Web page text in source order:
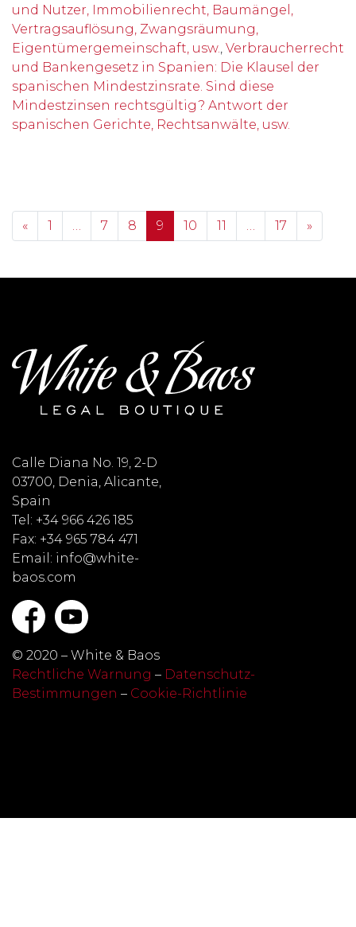
und Nutzer, Immobilienrecht, Baumängel,
Vertragsauflösung, Zwangsräumung,
Eigentümergemeinschaft, usw., Verbraucherrecht
und Bankengesetz in Spanien: Die Klausel der
spanischen Mindestzinsrate. Sind diese
Mindestzinsen rechtsgültig? Antwort der
spanischen Gerichte, Rechtsanwälte, usw.
Posts navigation
« 1 … 7 8 9 10 11 … 17 »
Calle Diana No. 19, 2-D
03700, Denia, Alicante,
Spain
Tel: +34 966 426 185
Fax: +34 965 784 471
Email: info@white-
baos.com
© 2020 – White & Baos
Rechtliche Warnung – Datenschutz-
Bestimmungen – Cookie-Richtlinie